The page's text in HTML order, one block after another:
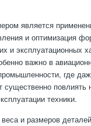
является
и оптимизация
и эксплуатационных
важно в
где
существенно повлиять
техники.
и размеров